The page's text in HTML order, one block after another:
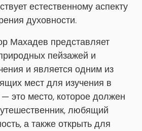
естественному аспекту
духовности.
Махадев представляет
пейзажей и
и является одним из
мест для изучения в
это место, которое должен
любящий
а также открыть для